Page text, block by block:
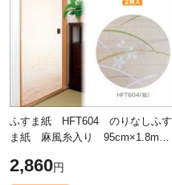
ふすま紙 HFT604 のりなしふす
ま紙 麻風糸入り 95cm×1.8m 2
2,860円